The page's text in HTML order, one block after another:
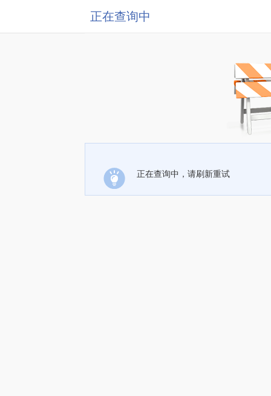
正在查询中
正在查询中，请刷新重试